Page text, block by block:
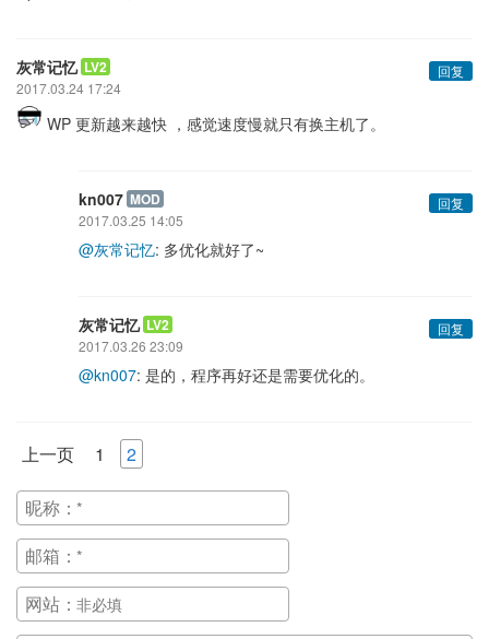
灰常记忆 LV2
回复
2017.03.24 17:24
WP 更新越来越快 ，感觉速度慢就只有换主机了。
kn007 MOD
回复
2017.03.25 14:05
@灰常记忆: 多优化就好了~
灰常记忆 LV2
回复
2017.03.26 23:09
@kn007: 是的，程序再好还是需要优化的。
上一页 1 2
昵称：
邮箱：
网站：